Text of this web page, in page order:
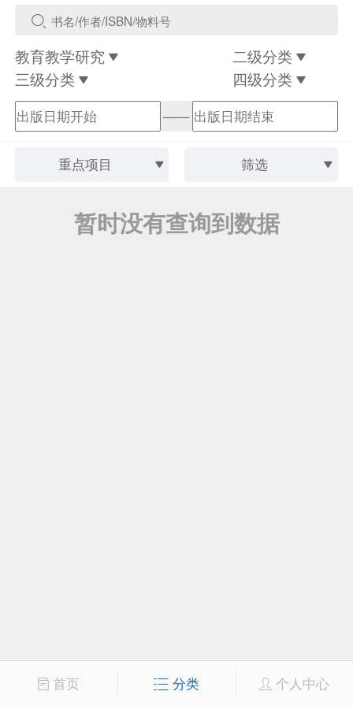
教育教学研究
二级分类
三级分类
四级分类
——
重点项目 筛选
暂时没有查询到数据
首页 分类 个人中心